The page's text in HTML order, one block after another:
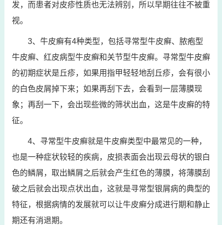
发，而患者对皮疹性质也无法辨别，所以早期往往不被重
视。
3、牛皮癣有4种类型，包括寻常型牛皮癣、脓疱型
牛皮癣、红皮病型牛皮癣和关节型牛皮癣。寻常型牛皮癣
的初期症状是丘疹，如果用指甲轻轻地刮丘疹，会有很小
的白色皮屑掉下来；如果再刮下去，会看到一层薄膜现
象；再刮一下，会出现些微的筛状出血，这是牛皮癣的特
征。
4、寻常型牛皮癣就是牛皮癣类型中最常见的一种，
也是一种症状较轻的疾病，皮损表面会出现云母状的银白
色的鳞屑，取出鳞屑之后就会产生红色的薄膜，将薄膜刮
破之后就会出现点状出血，这就是寻常型银屑病的典型的
特征，根据病情的发展就可以让牛皮癣分成进行期和静止
期还有消退期。